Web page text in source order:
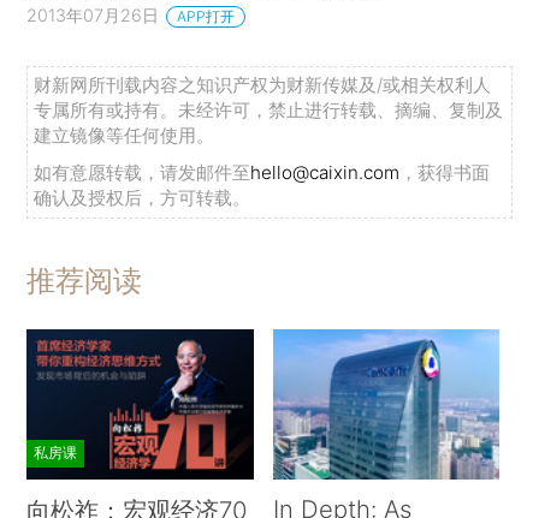
2013年07月26日 APP打开
财新网所刊载内容之知识产权为财新传媒及/或相关权利人
专属所有或持有。未经许可，禁止进行转载、摘编、复制及
建立镜像等任何使用。
如有意愿转载，请发邮件至hello@caixin.com ，获得书面
确认及授权后，方可转载。
推荐阅读
私房课
向松祚：宏观经济70
In Depth: As